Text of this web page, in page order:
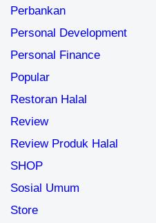
Perbankan
Personal Development
Personal Finance
Popular
Restoran Halal
Review
Review Produk Halal
SHOP
Sosial Umum
Store